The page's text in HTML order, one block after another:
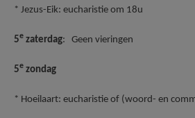
* Jezus-Eik: eucharistie om 18u
5e zaterdag: Geen vieringen
5e zondag
* Hoeilaart: eucharistie of (woord- en